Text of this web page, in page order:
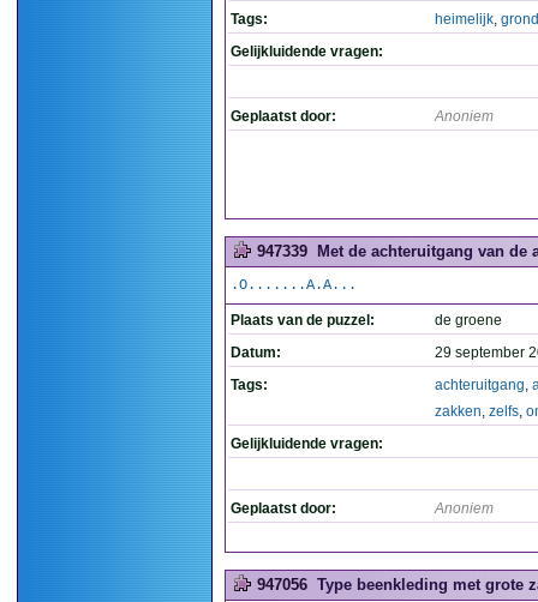
Tags:
heimelijk, grond
Gelijkluidende vragen:
Geplaatst door: Anoniem
947339 Met de achteruitgang van de
.O.......A.A...
Plaats van de puzzel:
de groene
Datum:
29 september
Tags:
achteruitgang,
zakken, zelfs,
Gelijkluidende vragen:
Geplaatst door: Anoniem
947056 Type beenkleding met grote